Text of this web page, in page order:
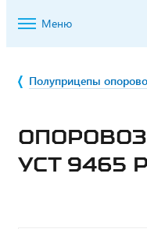
Меню
Полуприцепы
УСТ 9465